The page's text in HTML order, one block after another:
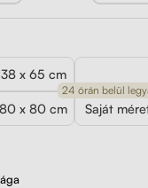
x 65 cm
x 80 cm Saját
24 órán belül